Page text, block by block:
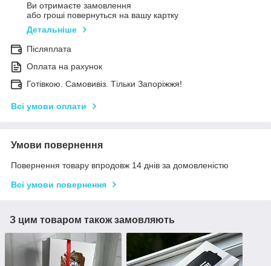
Ви отримаєте замовлення
або гроші повернуться на вашу картку
Детальніше
Післяплата
Оплата на рахунок
Готівкою. Самовивіз. Тільки Запоріжжя!
Всі умови оплати
Умови повернення
Повернення товару впродовж 14 днів за домовленістю
Всі умови повернення
З цим товаром також замовляють